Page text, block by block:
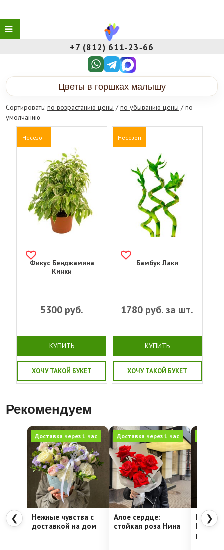
+7 (812) 611‑23‑66
Цветы в горшках малышу
Сортировать: по возрастанию цены /по убыванию цены / по
умолчанию
Несезон
Фикус Бенджамина
Кинки
5300 руб.
КУПИТЬ
ХОЧУ ТАКОЙ БУКЕТ
Несезон
Бамбук Лаки
1780 руб. за шт.
КУПИТЬ
ХОЧУ ТАКОЙ БУКЕТ
Рекомендуем
❮
Доставка через 1 час
Нежные чувства с
доставкой на дом
Доставка через 1 час
Алое сердце:
стойкая роза Нина
Недели
❯